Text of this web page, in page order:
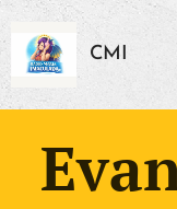
CMI